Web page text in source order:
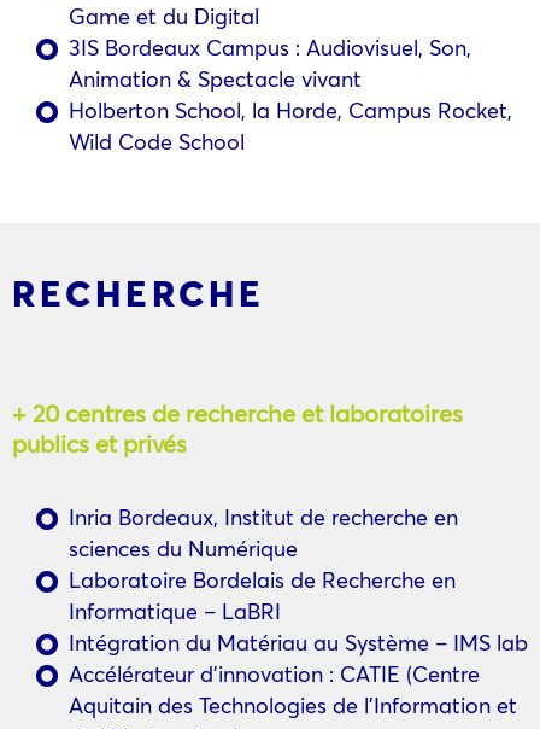
Game et du Digital
3IS Bordeaux Campus : Audiovisuel, Son,
Animation & Spectacle vivant
Holberton School, la Horde, Campus Rocket,
Wild Code School
RECHERCHE
+ 20 centres de recherche et laboratoires
publics et privés
Inria Bordeaux, Institut de recherche en
sciences du Numérique
Laboratoire Bordelais de Recherche en
Informatique – LaBRI
Intégration du Matériau au Système – IMS lab
Accélérateur d’innovation : CATIE (Centre
Aquitain des Technologies de l’Information et